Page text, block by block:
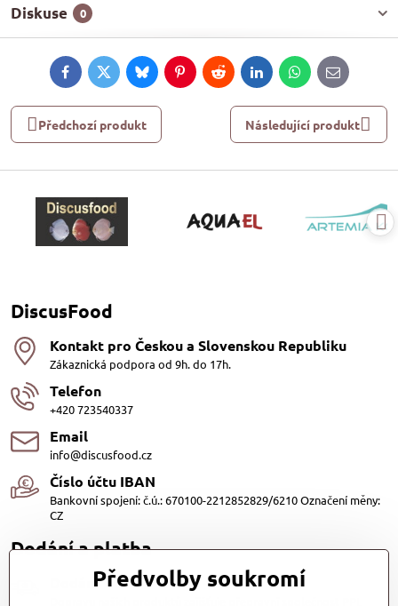
Diskuse 0
FacebookTwitterBlueskyPinterestRedditLinkedInWhatsApp
E-
mail
Předchozí produkt Následující produkt
DiscusFood
Kontakt pro Českou a Slovenskou Republiku
Zákaznická podpora od 9h. do 17h.
Telefon
+420 723540337
Email
info@discusfood.cz
Číslo účtu IBAN
Bankovní spojení: č.ú.: 670100-2212852829/6210 Označení měny:
CZ
Dodání a platba
DodáníPředvolby soukromí